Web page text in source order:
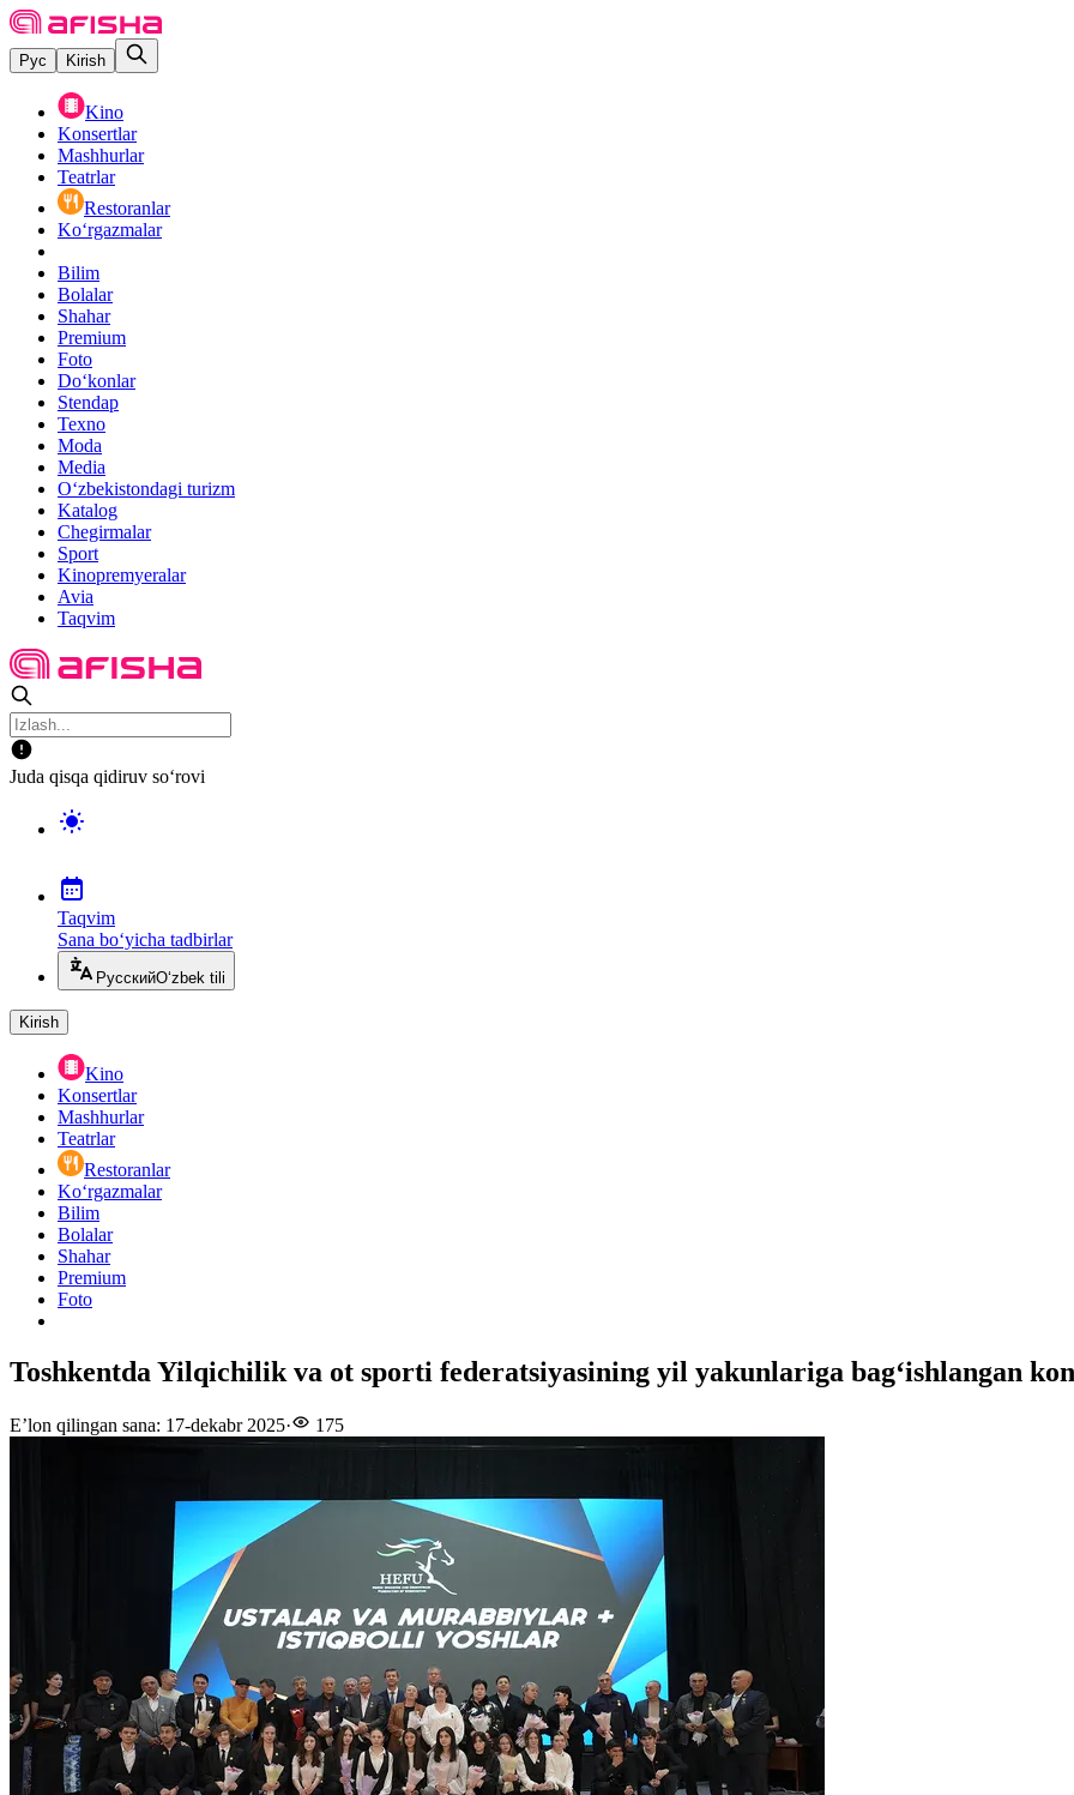
Рус Kirish
Kino
Konsertlar
Mashhurlar
Teatrlar
Restoranlar
Ko‘rgazmalar
Bilim
Bolalar
Shahar
Premium
Foto
Do‘konlar
Stendap
Texno
Moda
Media
O‘zbekistondagi turizm
Katalog
Chegirmalar
Sport
Kinopremyeralar
Avia
Taqvim
Juda qisqa qidiruv so‘rovi
Taqvim
Sana bo‘yicha tadbirlar
РусскийO‘zbek tili
Kirish
Kino
Konsertlar
Mashhurlar
Teatrlar
Restoranlar
Ko‘rgazmalar
Bilim
Bolalar
Shahar
Premium
Foto
Toshkentda Yilqichilik va ot sporti federatsiyasining yil yakunlariga bag‘ishlangan
E’lon qilingan sana: 17-dekabr 2025· 175